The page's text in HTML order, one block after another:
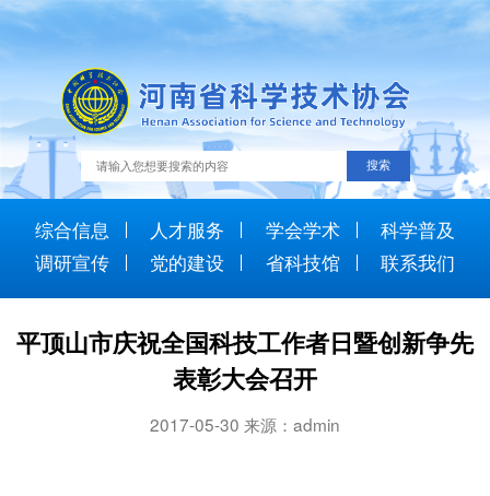
综合信息 人才服务 学会学术
科学普及
调研宣传
党的建设 省科技馆 联系我们
平顶山市庆祝全国科技工作者日暨创新争先
表彰大会召开
2017-05-30 来源：admin